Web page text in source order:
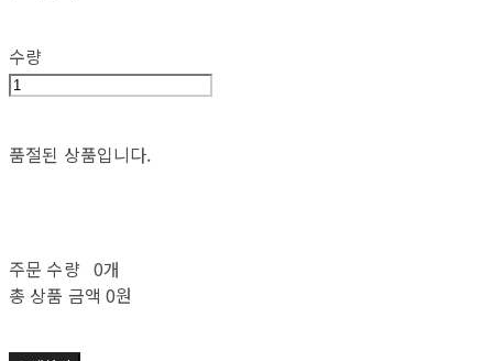
수량
품절된 상품입니다.
주문 수량 0개
총 상품 금액 0원